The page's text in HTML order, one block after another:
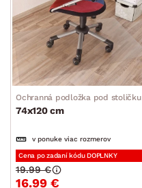
Ochranná podložka pod stoličku
74x120 cm
v ponuke viac rozmerov
Cena po zadaní kódu DOPLNKY
16.99 €
19.99 €